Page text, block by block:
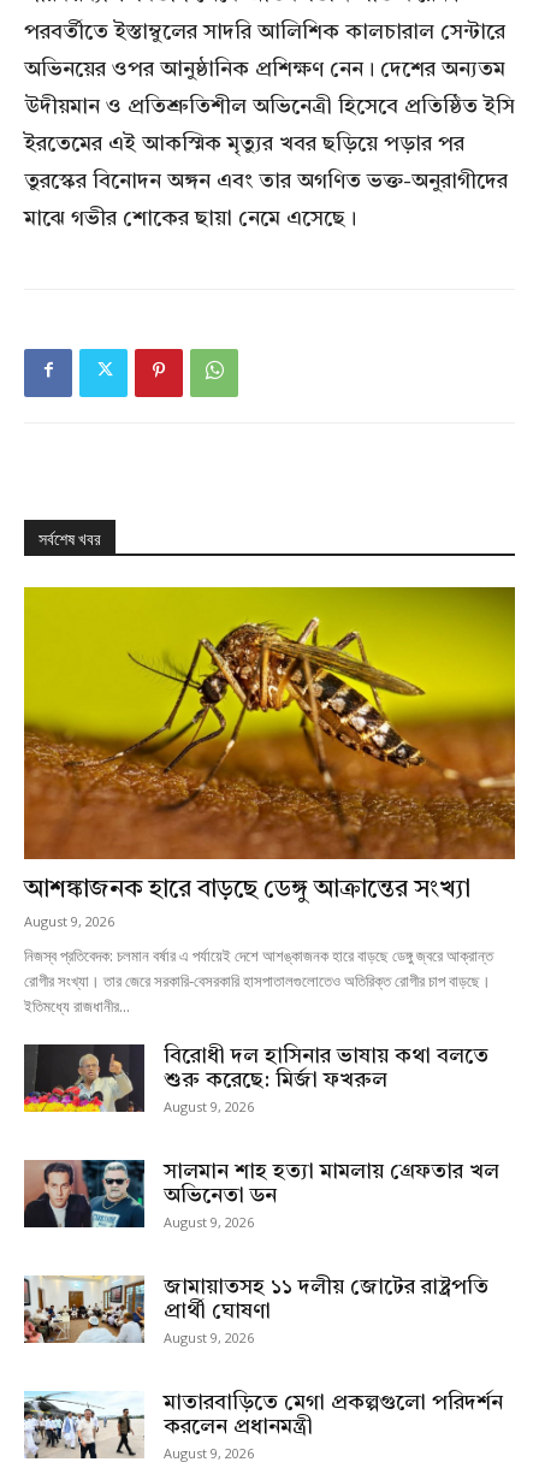
পরবর্তীতে ইস্তাম্বুলের সাদরি আলিশিক কালচারাল সেন্টারে
অভিনয়ের ওপর আনুষ্ঠানিক প্রশিক্ষণ নেন। দেশের অন্যতম
উদীয়মান ও প্রতিশ্রুতিশীল অভিনেত্রী হিসেবে প্রতিষ্ঠিত ইসি
ইরতেমের এই আকস্মিক মৃত্যুর খবর ছড়িয়ে পড়ার পর
তুরস্কের বিনোদন অঙ্গন এবং তার অগণিত ভক্ত-অনুরাগীদের
মাঝে গভীর শোকের ছায়া নেমে এসেছে।
সর্বশেষ খবর
আশঙ্কাজনক হারে বাড়ছে ডেঙ্গু আক্রান্তের সংখ্যা
August 9, 2026
নিজস্ব প্রতিবেদক: চলমান বর্ষার এ পর্যায়েই দেশে আশঙ্কাজনক হারে বাড়ছে ডেঙ্গু জ্বরে আক্রান্ত
রোগীর সংখ্যা। তার জেরে সরকারি-বেসরকারি হাসপাতালগুলোতেও অতিরিক্ত রোগীর চাপ বাড়ছে।
ইতিমধ্যে রাজধানীর...
বিরোধী দল হাসিনার ভাষায় কথা বলতে
শুরু করেছে: মির্জা ফখরুল
August 9, 2026
সালমান শাহ হত্যা মামলায় গ্রেফতার খল
অভিনেতা ডন
August 9, 2026
জামায়াতসহ ১১ দলীয় জোটের রাষ্ট্রপতি
প্রার্থী ঘোষণা
August 9, 2026
মাতারবাড়িতে মেগা প্রকল্পগুলো পরিদর্শন
করলেন প্রধানমন্ত্রী
August 9, 2026